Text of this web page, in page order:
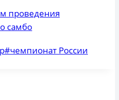
проведения
самбо
#чемпионат России